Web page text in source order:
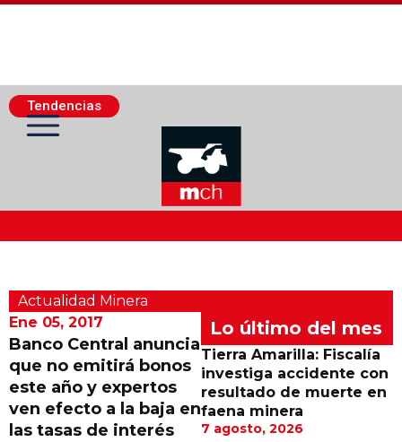
Tendencias
Actualidad Minera
Minería Superficie
Minerí­a Subterránea
Proveedores
Actualidad Minera
Ene 05, 2017
Banco Central anuncia
que no emitirá bonos
este año y expertos
ven efecto a la baja en
las tasas de interés
Lo último del mes
Tierra Amarilla: Fiscalía
investiga accidente con
resultado de muerte en
faena minera
7 agosto, 2026